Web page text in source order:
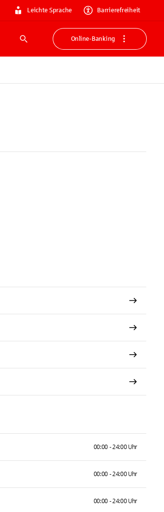
Leichte Sprache Barrierefreiheit
Suche
Online-Banking
00:00 - 24:00 Uhr
00:00 - 24:00 Uhr
00:00 - 24:00 Uhr